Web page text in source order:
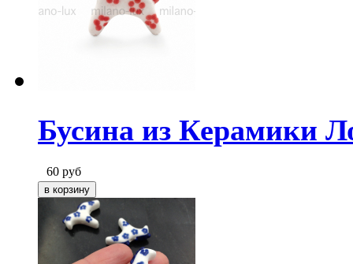
Бусина из Керамики
60 руб